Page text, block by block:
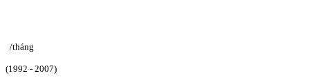
/tháng
(1992 - 2007)